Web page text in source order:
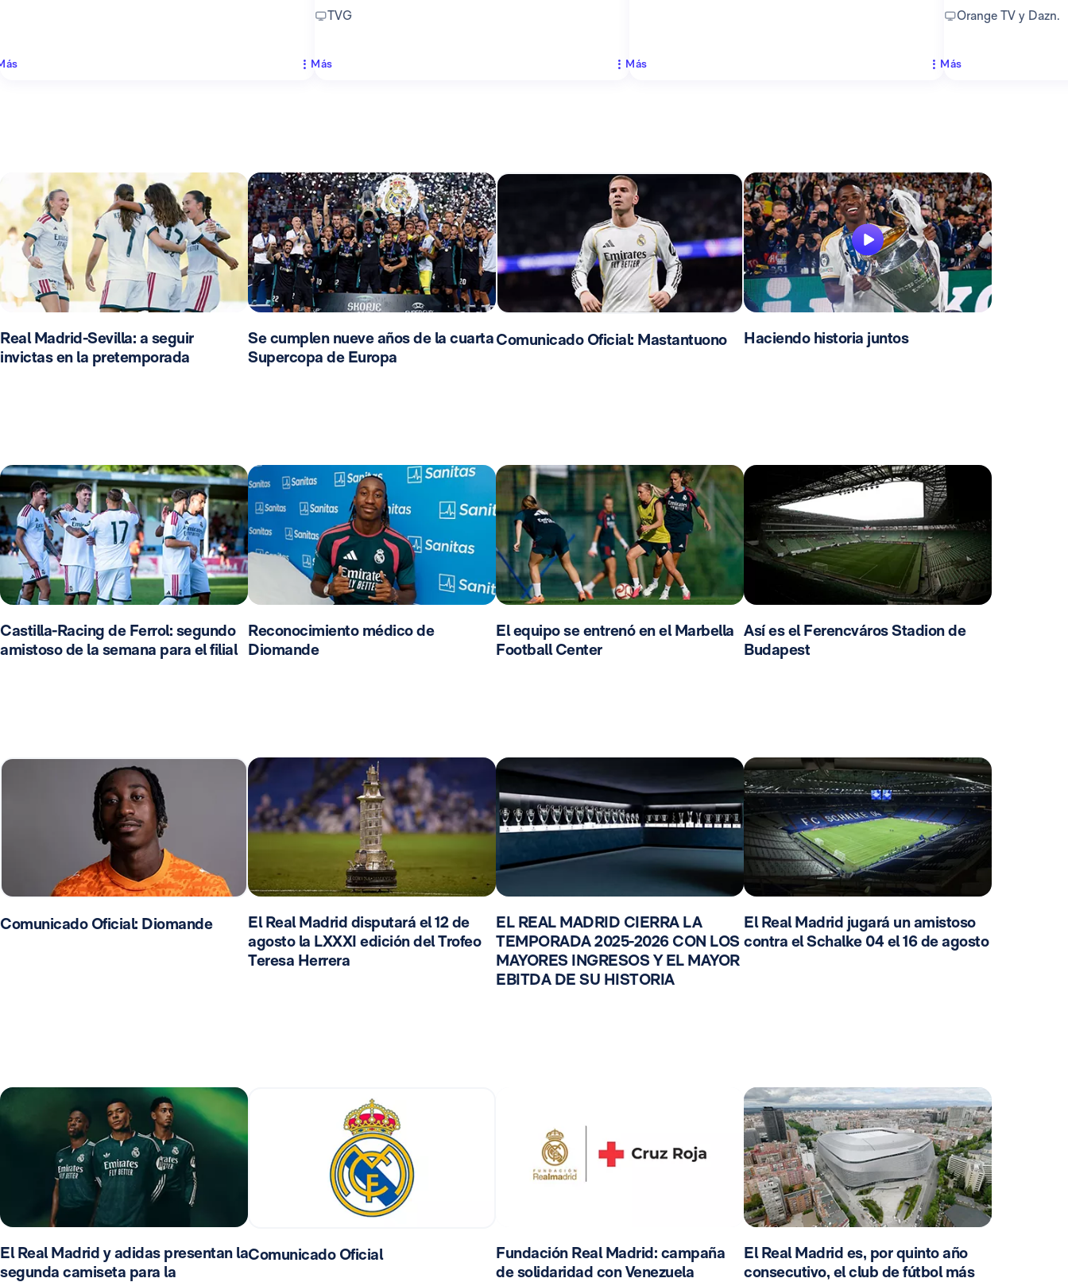
TVG
Más Más
Orange TV y Dazn.
Más
Real Madrid-Sevilla: a seguir
invictas en la pretemporada
Se cumplen nueve años de la cuarta
Supercopa de Europa
Comunicado Oficial: Mastantuono Haciendo historia juntos
Castilla-Racing de Ferrol: segundo
amistoso de la semana para el filial
Reconocimiento médico de
Diomande
El equipo se entrenó en el Marbella
Football Center
Así es el Ferencváros Stadion de
Budapest
Comunicado Oficial: Diomande
El Real Madrid disputará el 12 de
agosto la LXXXI edición del Trofeo
Teresa Herrera
EL REAL MADRID CIERRA LA
TEMPORADA 2025-2026 CON LOS
MAYORES INGRESOS Y EL MAYOR
EBITDA DE SU HISTORIA
El Real Madrid jugará un amistoso
contra el Schalke 04 el 16 de agosto
El Real Madrid y adidas presentan la
segunda camiseta para la
Comunicado Oficial
Fundación Real Madrid: campaña
de solidaridad con Venezuela
El Real Madrid es, por quinto año
consecutivo, el club de fútbol más